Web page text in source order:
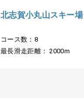
北志賀小丸山スキー場
コース数：8
最長滑走距離： 2000m